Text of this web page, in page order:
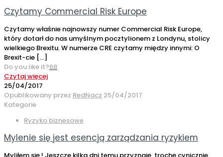
Czytamy Commercial Risk Europe
Czytamy właśnie najnowszy numer Commercial Risk Europe,
który dotarł do nas umyślnym pocztylionem z Londynu, stolicy
wielkiego Brexitu. W numerze CRE czytamy między innymi: O
Brexit-cie […]
Do you like it?68
Czytaj więcej
25/04/2017
Opublikowany przez RedNacz 25/04/2017
Kategorie
Ryzyko biznesowe
Mylenie się jest esencją zarządzania ryzykiem